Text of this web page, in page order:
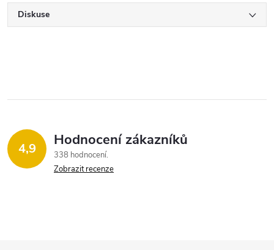
Diskuse
4,9 Hodnocení zákazníků
338 hodnocení
Zobrazit recenze